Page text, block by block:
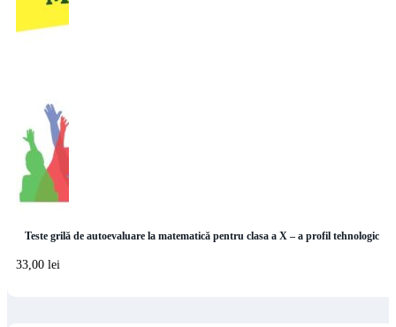
Teste grilă de autoevaluare la matematică pentru clasa a X – a profil tehnologic
33,00 lei